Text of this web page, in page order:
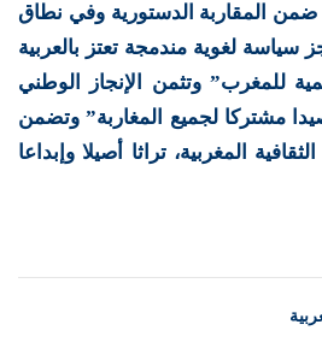
ضمن المقاربة الدستورية وفي نطاق
سياسة لغوية مندمجة تعتز بالعربية
للمغرب” وتثمن الإنجاز الوطني
مشتركا لجميع المغاربة” وتضمن
المغربية، تراثا أصيلا وإبداعا